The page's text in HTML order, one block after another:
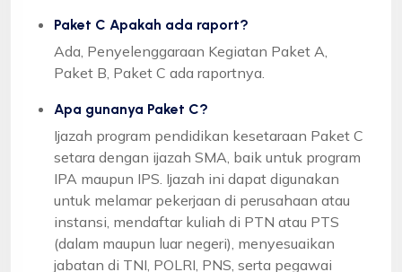
Paket C Apakah ada raport?
Ada, Penyelenggaraan Kegiatan Paket A,
Paket B, Paket C ada raportnya.
Apa gunanya Paket C?
Ijazah program pendidikan kesetaraan Paket C
setara dengan ijazah SMA, baik untuk program
IPA maupun IPS. Ijazah ini dapat digunakan
untuk melamar pekerjaan di perusahaan atau
instansi, mendaftar kuliah di PTN atau PTS
(dalam maupun luar negeri), menyesuaikan
jabatan di TNI, POLRI, PNS, serta pegawai